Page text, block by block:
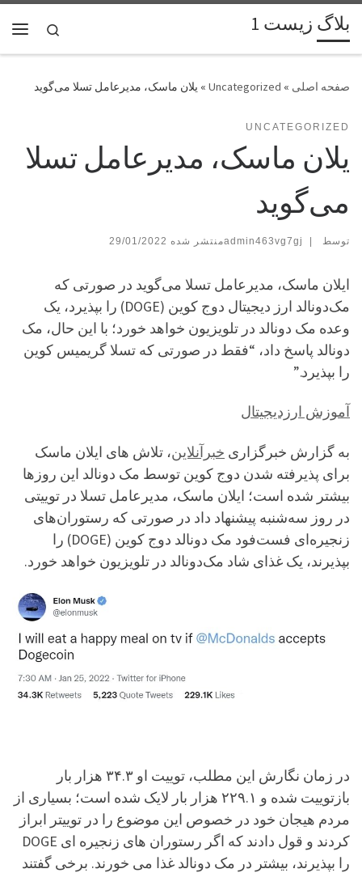
پرش به محتوا بلاگ زیست 1
Search
»
Uncategorized
» یلان ماسک، مدیرعامل تسلا می‌گوید
UNCATEGORIZED
یلان ماسک، مدیرعامل تسلا
می‌گوید
توسط admin463vg7gj |
29/01/2022
ایلان ماسک، مدیرعامل تسلا می‌گوید در صورتی که
مک‌دونالد ارز دیجیتال دوج کوین (DOGE) را بپذیرد، یک
وعده مک دونالد در تلویزیون خواهد خورد؛ با این حال، مک
دونالد پاسخ داد، “فقط در صورتی که تسلا گریمیس کوین
را بپذیرد.”
آموزش ارزدیجیتال
به گزارش خبرگزاری خبرآنلاین، تلاش های ایلان ماسک
برای پذیرفته شدن دوج کوین توسط مک دونالد این روزها
بیشتر شده است؛ ایلان ماسک، مدیرعامل تسلا در توییتی
در روز سه‌شنبه پیشنهاد داد در صورتی که رستوران‌های
زنجیره‌ای فست‌فود مک دونالد دوج کوین (DOGE) را
بپذیرند، یک غذای شاد مک‌دونالد در تلویزیون خواهد خورد.
در زمان نگارش این مطلب، توییت او ۳۴.۳ هزار بار
بازتوییت شده و ۲۲۹.۱ هزار بار لایک شده است؛ بسیاری از
مردم هیجان خود در خصوص این موضوع را در توییتر ابراز
کردند و قول دادند که اگر رستوران های زنجیره ای DOGE
را بپذیرند، بیشتر در مک دونالد غذا می خورند. برخی گفتند